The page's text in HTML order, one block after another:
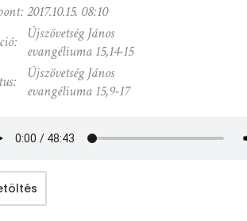
2017.10.15. 08:10
Újszövetség János
evangéliuma 15,14-15
Újszövetség János
evangéliuma 15,9-17